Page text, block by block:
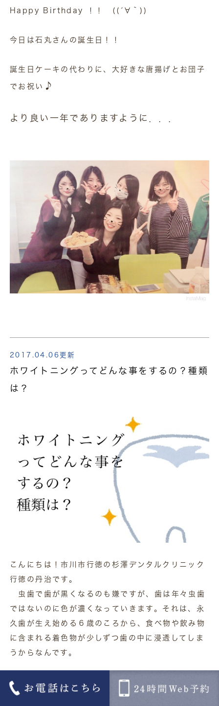
Happy Birthday ！！ ((´∀｀))
今日は石丸さんの誕生日！！
誕生日ケーキの代わりに、大好きな唐揚げとお団子
でお祝い ♪
より良い一年でありますように．．．
2017.04.06更新
ホワイトニングってどんな事をするの？種類
は？
こんにちは！市川市行徳の杉澤デンタルクリニック
行徳の丹治です。
虫歯で歯が黒くなるのも嫌ですが、歯は年々虫歯
ではないのに色が濃くなっていきます。それは、永
久歯が生え始める６歳のころから、食べ物や飲み物
に含まれる着色物が少しずつ歯の中に浸透してしま
うからなんです。
皆さんはご自身の歯の色や着色、気になりません
か？私は毎日お茶とコ－ヒ－を飲んでいるので凄く